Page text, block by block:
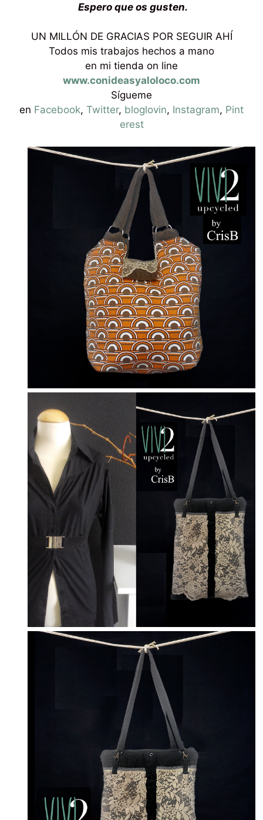
Espero que os gusten.
UN MILLÓN DE GRACIAS POR SEGUIR AHÍ
Todos mis trabajos hechos a mano
en mi tienda on line
www.conideasyaloloco.com
Sígueme
en Facebook, Twitter, bloglovin, Instagram, Pint
erest